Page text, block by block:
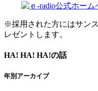
※採用された方にはサン
レゼントします。
HA! HA! HA!の話
年別アーカイブ